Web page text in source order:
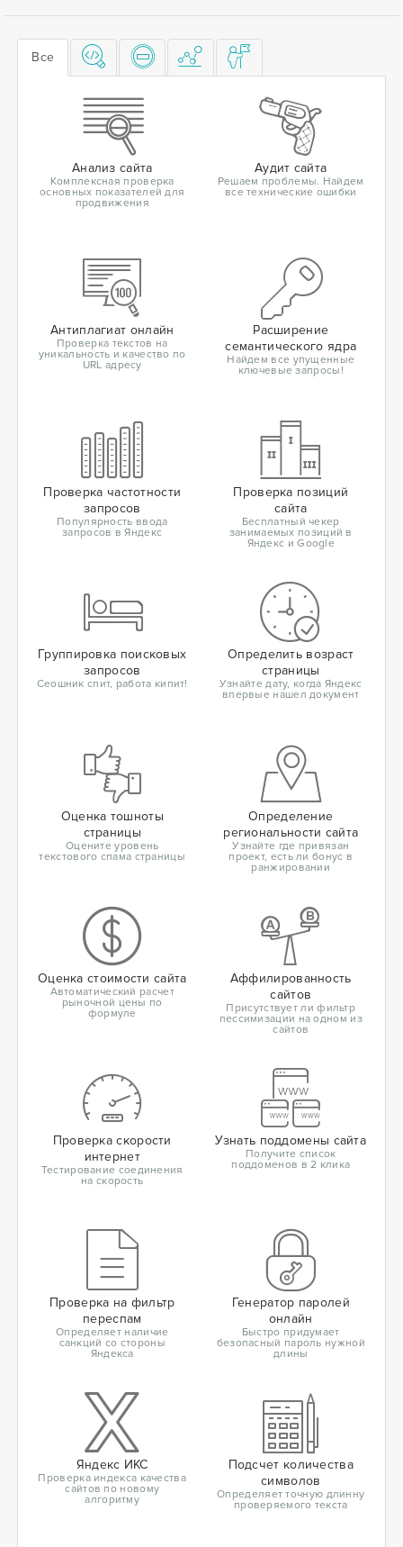
Все
Анализ сайта
Комплексная проверка
основных показателей для
продвижения
Аудит сайта
Решаем проблемы. Найдем
все технические ошибки
Антиплагиат онлайн
Проверка текстов на
уникальность и качество по
URL адресу
Расширение
семантического ядра
Найдем все упущенные
ключевые запросы!
Проверка частотности
запросов
Популярность ввода
запросов в Яндекс
Проверка позиций
сайта
Бесплатный чекер
занимаемых позиций в
Яндекс и Google
Группировка поисковых
запросов
Сеошник спит, работа кипит!
Определить возраст
страницы
Узнайте дату, когда Яндекс
впервые нашел документ
Оценка тошноты
страницы
Оцените уровень
текстового спама страницы
Определение
региональности сайта
Узнайте где привязан
проект, есть ли бонус в
ранжировании
Оценка стоимости сайта
Автоматический расчет
рыночной цены по
формуле
Аффилированность
сайтов
Присутствует ли фильтр
пессимизации на одном из
сайтов
Проверка скорости
интернет
Тестирование соединения
на скорость
Узнать поддомены сайта
Получите список
поддоменов в 2 клика
Проверка на фильтр
переспам
Определяет наличие
санкций со стороны
Яндекса
Генератор паролей
онлайн
Быстро придумает
безопасный пароль нужной
длины
Яндекс ИКС
Проверка индекса качества
сайтов по новому
алгоритму
Подсчет количества
символов
Определяет точную длинну
проверяемого текста